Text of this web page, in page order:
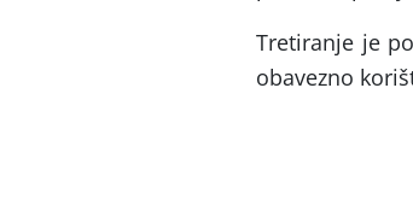
Tretiranje je
obavezno